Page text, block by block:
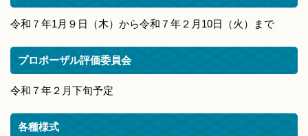
令和７年1月９日（木）から令和７年２月10日（火）まで
プロポーザル評価委員会
令和７年２月下旬予定
各種様式